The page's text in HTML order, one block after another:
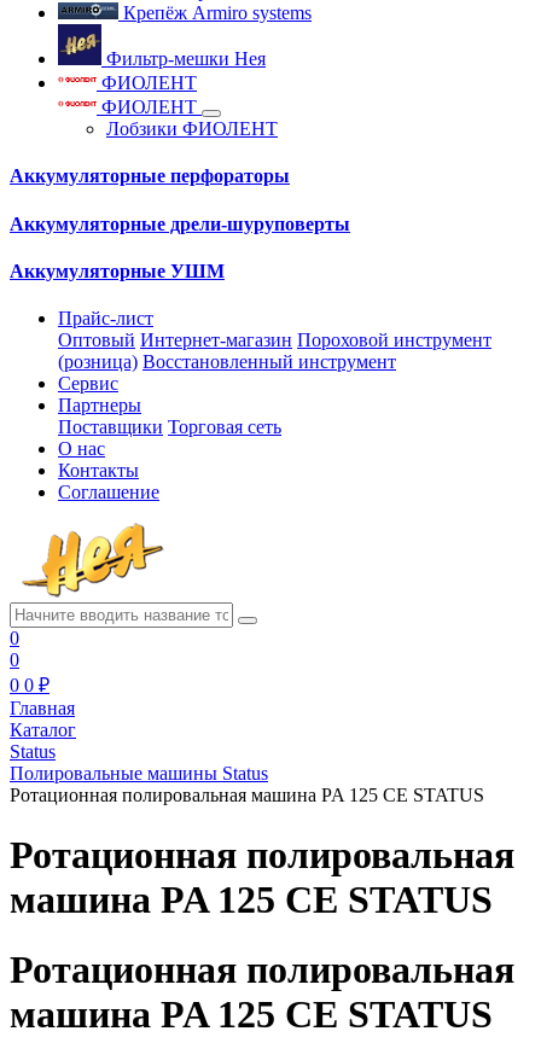
Крепёж Armiro systems
Фильтр-мешки Нея
ФИОЛЕНТ
ФИОЛЕНТ
Лобзики ФИОЛЕНТ
Аккумуляторные перфораторы
Аккумуляторные дрели-шуруповерты
Аккумуляторные УШМ
Прайс-лист
Оптовый Интернет-магазин Пороховой инструмент
(розница) Восстановленный инструмент
Сервис
Партнеры
Поставщики Торговая сеть
О нас
Контакты
Соглашение
0
0
0 0 ₽
Главная
Каталог
Status
Полировальные машины Status
Ротационная полировальная машина PA 125 CE STATUS
Ротационная полировальная
машина PA 125 CE STATUS
Ротационная полировальная
машина PA 125 CE STATUS